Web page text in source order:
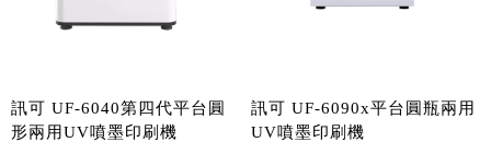
訊可 UF-6040第四代平台圓
形兩用UV噴墨印刷機
訊可 UF-6090x平台圓瓶兩用
UV噴墨印刷機